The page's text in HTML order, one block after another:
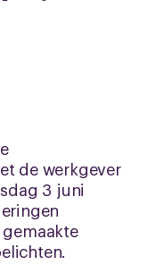
de werkgever
3 juni